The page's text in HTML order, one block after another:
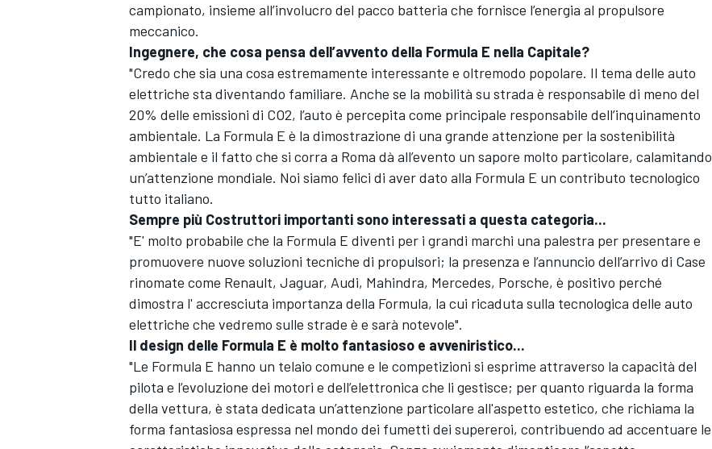
campionato, insieme all’involucro del pacco batteria che fornisce l’energia al propulsore
meccanico.
Ingegnere, che cosa pensa dell’avvento della Formula E nella Capitale?
"Credo che sia una cosa estremamente interessante e oltremodo popolare. Il tema delle auto
elettriche sta diventando familiare. Anche se la mobilità su strada è responsabile di meno del
20% delle emissioni di CO2, l’auto è percepita come principale responsabile dell’inquinamento
ambientale. La Formula E è la dimostrazione di una grande attenzione per la sostenibilità
ambientale e il fatto che si corra a Roma dà all’evento un sapore molto particolare, calamitando
un’attenzione mondiale. Noi siamo felici di aver dato alla Formula E un contributo tecnologico
tutto italiano.
Sempre più Costruttori importanti sono interessati a questa categoria...
"E' molto probabile che la Formula E diventi per i grandi marchi una palestra per presentare e
promuovere nuove soluzioni tecniche di propulsori; la presenza e l’annuncio dell’arrivo di Case
rinomate come Renault, Jaguar, Audi, Mahindra, Mercedes, Porsche, è positivo perché
dimostra l' accresciuta importanza della Formula, la cui ricaduta sulla tecnologica delle auto
elettriche che vedremo sulle strade è e sarà notevole".
Il design delle Formula E è molto fantasioso e avveniristico...
"Le Formula E hanno un telaio comune e le competizioni si esprime attraverso la capacità del
pilota e l’evoluzione dei motori e dell’elettronica che li gestisce; per quanto riguarda la forma
della vettura, è stata dedicata un’attenzione particolare all'aspetto estetico, che richiama la
forma fantasiosa espressa nel mondo dei fumetti dei supereroi, contribuendo ad accentuare le